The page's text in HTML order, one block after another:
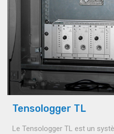
Tensologger TL
Le Tensologger TL est un